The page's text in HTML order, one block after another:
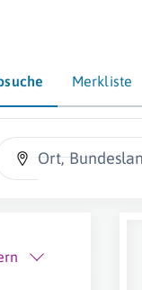
Merkliste
Ort,